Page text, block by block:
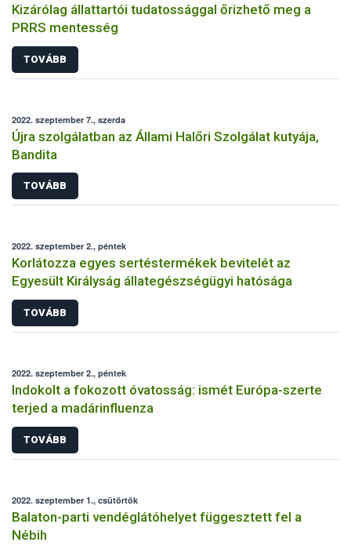
Kizárólag állattartói tudatossággal őrizhető meg a
PRRS mentesség
TOVÁBB
2022. szeptember 7., szerda
Újra szolgálatban az Állami Halőri Szolgálat kutyája,
Bandita
TOVÁBB
2022. szeptember 2., péntek
Korlátozza egyes sertéstermékek bevitelét az
Egyesült Királyság állategészségügyi hatósága
TOVÁBB
2022. szeptember 2., péntek
Indokolt a fokozott óvatosság: ismét Európa-szerte
terjed a madárinfluenza
TOVÁBB
2022. szeptember 1., csütörtök
Balaton-parti vendéglátóhelyet függesztett fel a
Nébih